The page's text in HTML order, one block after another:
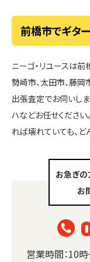
前橋市でギタ
ニーゴ・リユースは前
勢崎市、太田市、藤岡
出張査定でお伺いしま
ハなどお任せください
れば壊れていても、ど
お急ぎ
お
営業時間：10